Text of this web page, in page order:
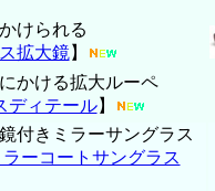
けられる
拡大鏡】
かける拡大ルーペ
ディテール】
付きミラーサングラス
ーコートサングラス